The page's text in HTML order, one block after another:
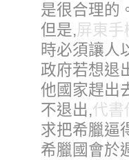
是很合理的
但是,屏東手
時必須讓人
政府若想退
他國家趕出
不退出,代書
求把希臘逼
希臘國會於